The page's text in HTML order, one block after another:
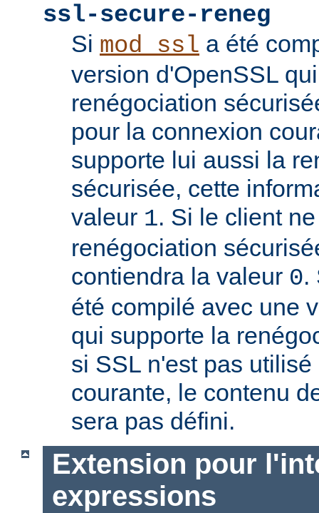
ssl-secure-reneg
Si mod_ssl a été
version d'OpenSSL
renégociation
pour la connexion
supporte lui aussi la
sécurisée, cette
valeur 1. Si le client
renégociation
contiendra la valeur 0.
été compilé avec une
qui supporte la
si SSL n'est pas
courante, le contenu
sera pas défini.
Extension pour
expressions